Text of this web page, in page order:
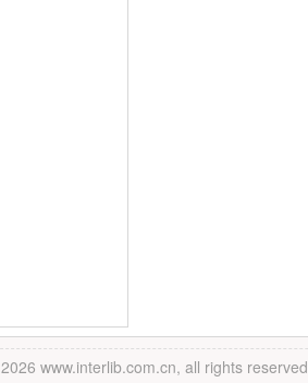
2026 www.interlib.com.cn, all rights reserved